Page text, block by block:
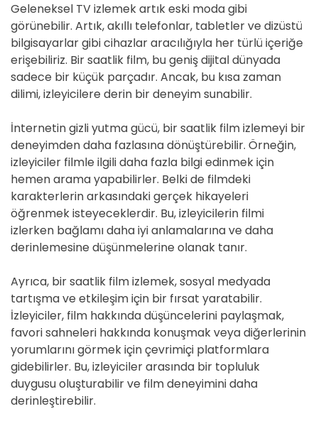
Geleneksel TV izlemek artık eski moda gibi
görünebilir. Artık, akıllı telefonlar, tabletler ve dizüstü
bilgisayarlar gibi cihazlar aracılığıyla her türlü içeriğe
erişebiliriz. Bir saatlik film, bu geniş dijital dünyada
sadece bir küçük parçadır. Ancak, bu kısa zaman
dilimi, izleyicilere derin bir deneyim sunabilir.
İnternetin gizli yutma gücü, bir saatlik film izlemeyi bir
deneyimden daha fazlasına dönüştürebilir. Örneğin,
izleyiciler filmle ilgili daha fazla bilgi edinmek için
hemen arama yapabilirler. Belki de filmdeki
karakterlerin arkasındaki gerçek hikayeleri
öğrenmek isteyeceklerdir. Bu, izleyicilerin filmi
izlerken bağlamı daha iyi anlamalarına ve daha
derinlemesine düşünmelerine olanak tanır.
Ayrıca, bir saatlik film izlemek, sosyal medyada
tartışma ve etkileşim için bir fırsat yaratabilir.
İzleyiciler, film hakkında düşüncelerini paylaşmak,
favori sahneleri hakkında konuşmak veya diğerlerinin
yorumlarını görmek için çevrimiçi platformlara
gidebilirler. Bu, izleyiciler arasında bir topluluk
duygusu oluşturabilir ve film deneyimini daha
derinleştirebilir.